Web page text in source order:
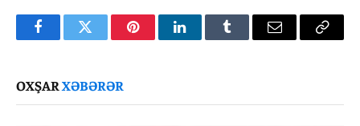
FacebookTwitter PinterestLinkedInTumblr Email
Copy
OXŞARXƏBƏRƏR